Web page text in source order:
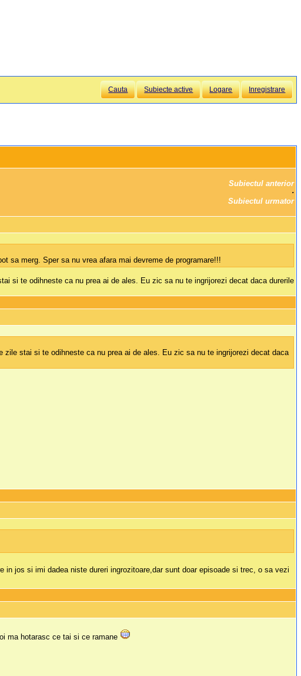
Cauta Subiecte active Logare Inregistrare
Subiectul anterior
Subiectul urmator
sa merg. Sper sa nu vrea afara mai devreme de programare!!!
si te odihneste ca nu prea ai de ales. Eu zic sa nu te ingrijorezi decat daca durerile
stai si te odihneste ca nu prea ai de ales. Eu zic sa nu te ingrijorezi decat daca
jos si imi dadea niste dureri ingrozitoare,dar sunt doar episoade si trec, o sa vezi
ma hotarasc ce tai si ce ramane